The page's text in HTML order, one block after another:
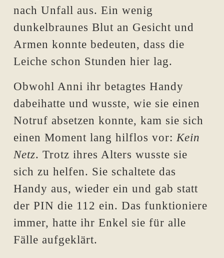
nach Unfall aus. Ein wenig
dunkelbraunes Blut an Gesicht und
Armen konnte bedeuten, dass die
Leiche schon Stunden hier lag.
Obwohl Anni ihr betagtes Handy
dabeihatte und wusste, wie sie einen
Notruf absetzen konnte, kam sie sich
einen Moment lang hilflos vor:Kein
Netz. Trotz ihres Alters wusste sie
sich zu helfen. Sie schaltete das
Handy aus, wieder ein und gab statt
der PIN die 112 ein. Das funktioniere
immer, hatte ihr Enkel sie für alle
Fälle aufgeklärt.